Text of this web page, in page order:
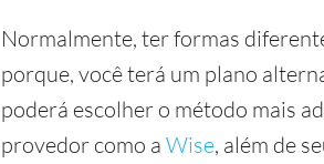
Normalmente, ter formas
porque, você terá um plano
poderá escolher o método mais
provedor como a Wise, além de